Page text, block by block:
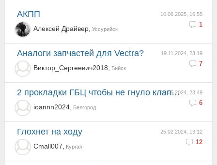
10.06.2025, 16:55
1
АКПП
Алексей Драйвер, Уссурийск
19.11.2024, 23:19
7
Аналоги запчастей для Vectra?
Виктор_Сергеевич2018, Бийск
19.05.2024, 23:49
6
2 прокладки ГБЦ чтобы не гнуло клапана
ioannn2024, Белгород
25.02.2024, 13:12
12
Глохнет на ходу
Cmall007, Курган